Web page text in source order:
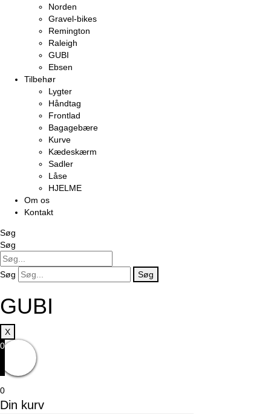
Norden
Gravel-bikes
Remington
Raleigh
GUBI
Ebsen
Tilbehør
Lygter
Håndtag
Frontlad
Bagagebære
Kurve
Kædeskærm
Sadler
Låse
HJELME
Om os
Kontakt
Søg
Søg
Søg Søg
GUBI
X
0
0
Din kurv